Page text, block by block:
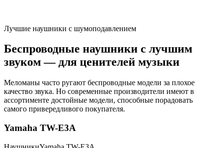
Лучшие наушники с шумоподавлением
Беспроводные наушники с лучшим
звуком — для ценителей музыки
Меломаны часто ругают беспроводные модели за плохое
качество звука. Но современные производители имеют в
ассортименте достойные модели, способные порадовать
самого привередливого покупателя.
Yamaha TW-E3A